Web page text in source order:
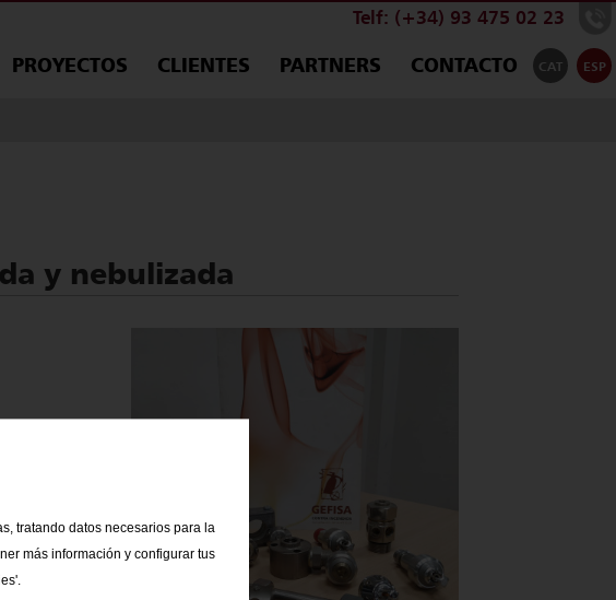
Telf: (+34) 93 475 02 23
PROYECTOS CLIENTES PARTNERS CONTACTO CAT ESP
y nebulizada
tratando datos necesarios para la
más información y configurar tus